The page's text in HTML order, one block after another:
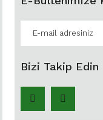
Bizi Takip Edin